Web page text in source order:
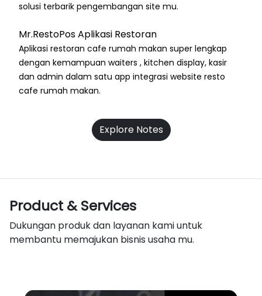
solusi terbarik pengembangan site mu.
Mr.RestoPos Aplikasi Restoran
Aplikasi restoran cafe rumah makan super lengkap
dengan kemampuan waiters , kitchen display, kasir
dan admin dalam satu app integrasi website resto
cafe rumah makan.
Explore Notes
Product & Services
Dukungan produk dan layanan kami untuk
membantu memajukan bisnis usaha mu.